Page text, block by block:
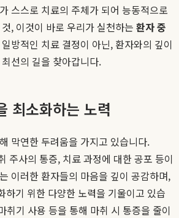
스스로 치료의 주체가 되어 능동적으로
, 이것이 바로 우리가 실천하는 환자 중
방적인 치료 결정이 아닌, 환자와의 깊이
선의 길을 찾아갑니다.
최소화하는 노력
막연한 두려움을 가지고 있습니다.
주사의 통증, 치료 과정에 대한 공포 등이
이러한 환자들의 마음을 깊이 공감하며,
하기 위한 다양한 노력을 기울이고 있습
취기 사용 등을 통해 마취 시 통증을 줄이